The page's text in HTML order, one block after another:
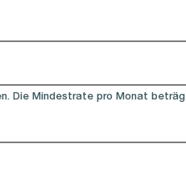
Die Mindestrate pro Monat